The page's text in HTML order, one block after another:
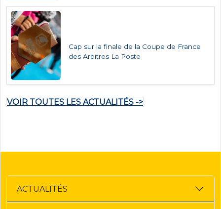
Cap sur la finale de la Coupe de France
des Arbitres La Poste
VOIR TOUTES LES ACTUALITÉS ->
ACTUALITÉS